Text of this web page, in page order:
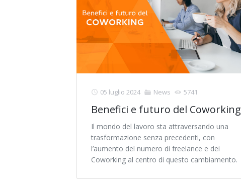
05 luglio 2024 News 5741
Benefici e futuro del Coworking
Il mondo del lavoro sta attraversando una
trasformazione senza precedenti, con
l’aumento del numero di freelance e dei
Coworking al centro di questo cambiamento.